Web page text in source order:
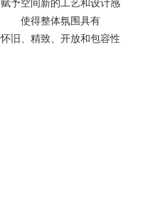
赋予空间新的工艺和设计感
使得整体氛围具有
怀旧、精致、开放和包容性